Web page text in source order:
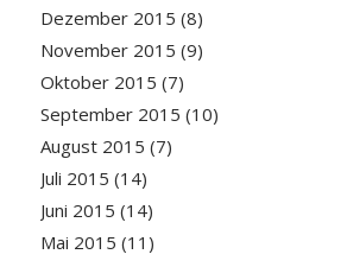
Dezember 2015 (8)
November 2015 (9)
Oktober 2015 (7)
September 2015 (10)
August 2015 (7)
Juli 2015 (14)
Juni 2015 (14)
Mai 2015 (11)